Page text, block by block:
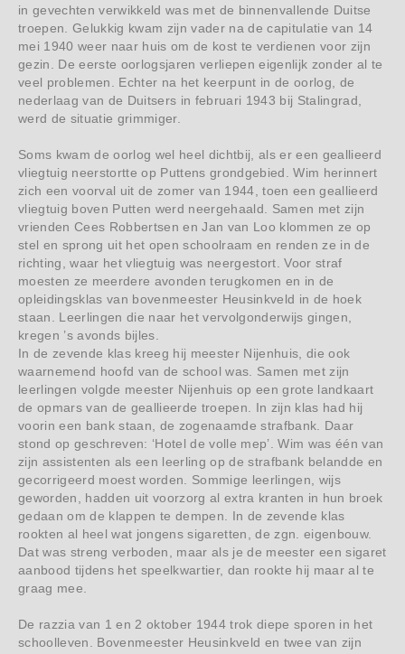
in gevechten verwikkeld was met de binnenvallende Duitse
troepen. Gelukkig kwam zijn vader na de capitulatie van 14
mei 1940 weer naar huis om de kost te verdienen voor zijn
gezin. De eerste oorlogsjaren verliepen eigenlijk zonder al te
veel problemen. Echter na het keerpunt in de oorlog, de
nederlaag van de Duitsers in februari 1943 bij Stalingrad,
werd de situatie grimmiger.
Soms kwam de oorlog wel heel dichtbij, als er een geallieerd
vliegtuig neerstortte op Puttens grondgebied. Wim herinnert
zich een voorval uit de zomer van 1944, toen een geallieerd
vliegtuig boven Putten werd neergehaald. Samen met zijn
vrienden Cees Robbertsen en Jan van Loo klommen ze op
stel en sprong uit het open schoolraam en renden ze in de
richting, waar het vliegtuig was neergestort. Voor straf
moesten ze meerdere avonden terugkomen en in de
opleidingsklas van bovenmeester Heusinkveld in de hoek
staan. Leerlingen die naar het vervolgonderwijs gingen,
kregen ’s avonds bijles.
In de zevende klas kreeg hij meester Nijenhuis, die ook
waarnemend hoofd van de school was. Samen met zijn
leerlingen volgde meester Nijenhuis op een grote landkaart
de opmars van de geallieerde troepen. In zijn klas had hij
voorin een bank staan, de zogenaamde strafbank. Daar
stond op geschreven: ‘Hotel de volle mep’. Wim was één van
zijn assistenten als een leerling op de strafbank belandde en
gecorrigeerd moest worden. Sommige leerlingen, wijs
geworden, hadden uit voorzorg al extra kranten in hun broek
gedaan om de klappen te dempen. In de zevende klas
rookten al heel wat jongens sigaretten, de zgn. eigenbouw.
Dat was streng verboden, maar als je de meester een sigaret
aanbood tijdens het speelkwartier, dan rookte hij maar al te
graag mee.
De razzia van 1 en 2 oktober 1944 trok diepe sporen in het
schoolleven. Bovenmeester Heusinkveld en twee van zijn